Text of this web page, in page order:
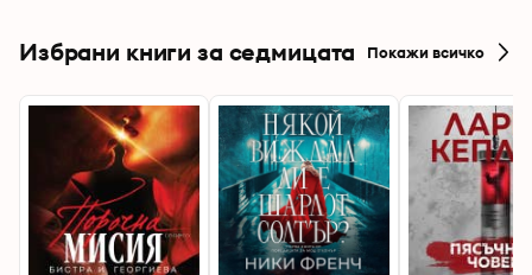
Избрани книги за седмицата Покажи всичко